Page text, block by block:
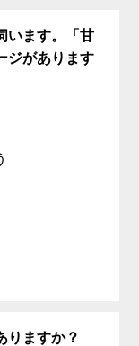
います。「甘
ジがあります
りますか？